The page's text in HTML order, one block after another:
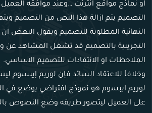
او نماذج مواقع انترنت …وعند موافقه العميل
التصميم يتم ازالة هذا النص من التصميم
النهائية المطلوبة للتصميم ويقول
التجريبية بالتصميم قد تشغل المشاهد عن
الملاحظات او الانتقادات للتصميم الاساسي.
وخلافاَ للاعتقاد السائد فإن لوريم إيبسوم
لوريم ايبسوم هو نموذج افتراضي يوضع في
على العميل ليتصور طريقه وضع النصوص